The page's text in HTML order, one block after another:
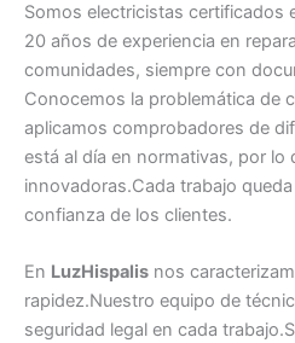
Somos electricistas certificados
20 años de experiencia en
comunidades, siempre con
Conocemos la problemática de
aplicamos comprobadores de
está al día en normativas, por lo
innovadoras.Cada trabajo
confianza de los clientes.
En LuzHispalis nos
rapidez.Nuestro equipo de
seguridad legal en cada